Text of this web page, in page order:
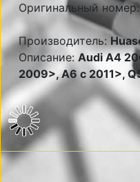
Оригинальный
Производитель:
Описание: Audi A4
2009>, A6 c 2011>,